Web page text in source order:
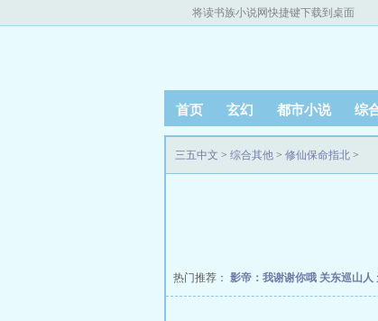
将读书族小说网快捷键下载到桌面
首页 玄幻 都市小说 综
三五中文 > 综合其他 > 修仙保命指北 >
热门推荐： 影帝：我谢谢你哦 关东巡山人